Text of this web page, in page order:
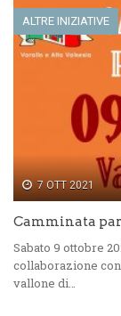
ALTRE INIZIATIVE
7 OTT 2021
Camminata
Sabato 9 ottobre
collaborazione
vallone di…